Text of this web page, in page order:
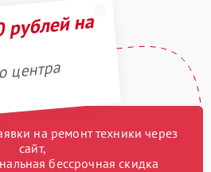
на
центра
на ремонт техники через
сайт,
бессрочная скидка